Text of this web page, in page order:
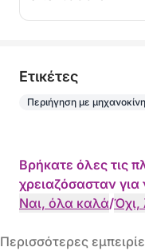
Eτικέτες
Περιήγηση με
Βρήκατε όλες τις
χρειαζόσασταν
Ναι, όλα καλά/Όχι,
Περισσότερες